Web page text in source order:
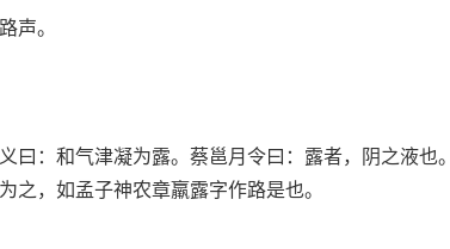
声。
曰：和气津凝为露。蔡邕月令曰：露者，阴之液也
之，如孟子神农章羸露字作路是也。